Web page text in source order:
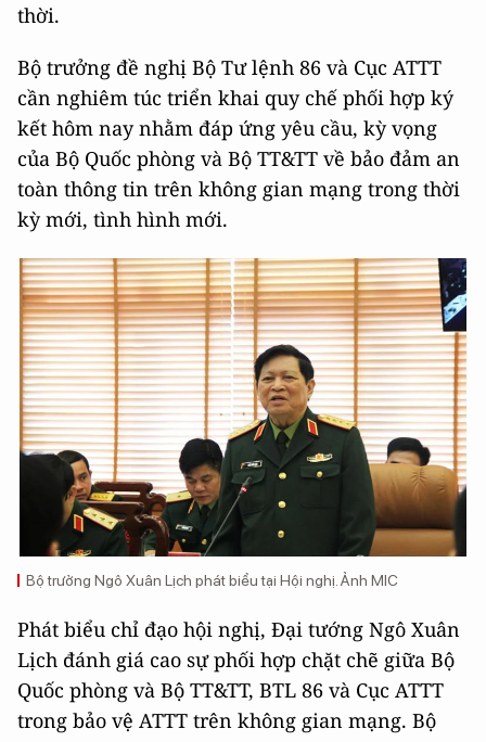
thời.
Bộ trưởng đề nghị Bộ Tư lệnh 86 và Cục ATTT
cần nghiêm túc triển khai quy chế phối hợp ký
kết hôm nay nhằm đáp ứng yêu cầu, kỳ vọng
của Bộ Quốc phòng và Bộ TT&TT về bảo đảm an
toàn thông tin trên không gian mạng trong thời
kỳ mới, tình hình mới.
Bộ trưởng Ngô Xuân Lịch phát biểu tại Hội nghị. Ảnh MIC
Phát biểu chỉ đạo hội nghị, Đại tướng Ngô Xuân
Lịch đánh giá cao sự phối hợp chặt chẽ giữa Bộ
Quốc phòng và Bộ TT&TT, BTL 86 và Cục ATTT
trong bảo vệ ATTT trên không gian mạng. Bộ